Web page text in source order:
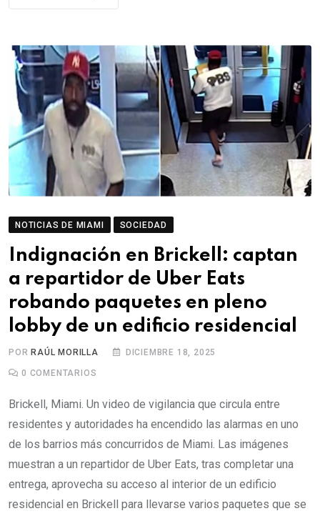
NOTICIAS DE MIAMI SOCIEDAD
Indignación en Brickell: captan
a repartidor de Uber Eats
robando paquetes en pleno
lobby de un edificio residencial
PORRAÚL MORILLA DICIEMBRE 18, 2025
0 COMENTARIOS
Brickell, Miami. Un video de vigilancia que circula entre
residentes y autoridades ha encendido las alarmas en uno
de los barrios más concurridos de Miami. Las imágenes
muestran a un repartidor de Uber Eats, tras completar una
entrega, aprovecha su acceso al interior de un edificio
residencial en Brickell para llevarse varios paquetes que se